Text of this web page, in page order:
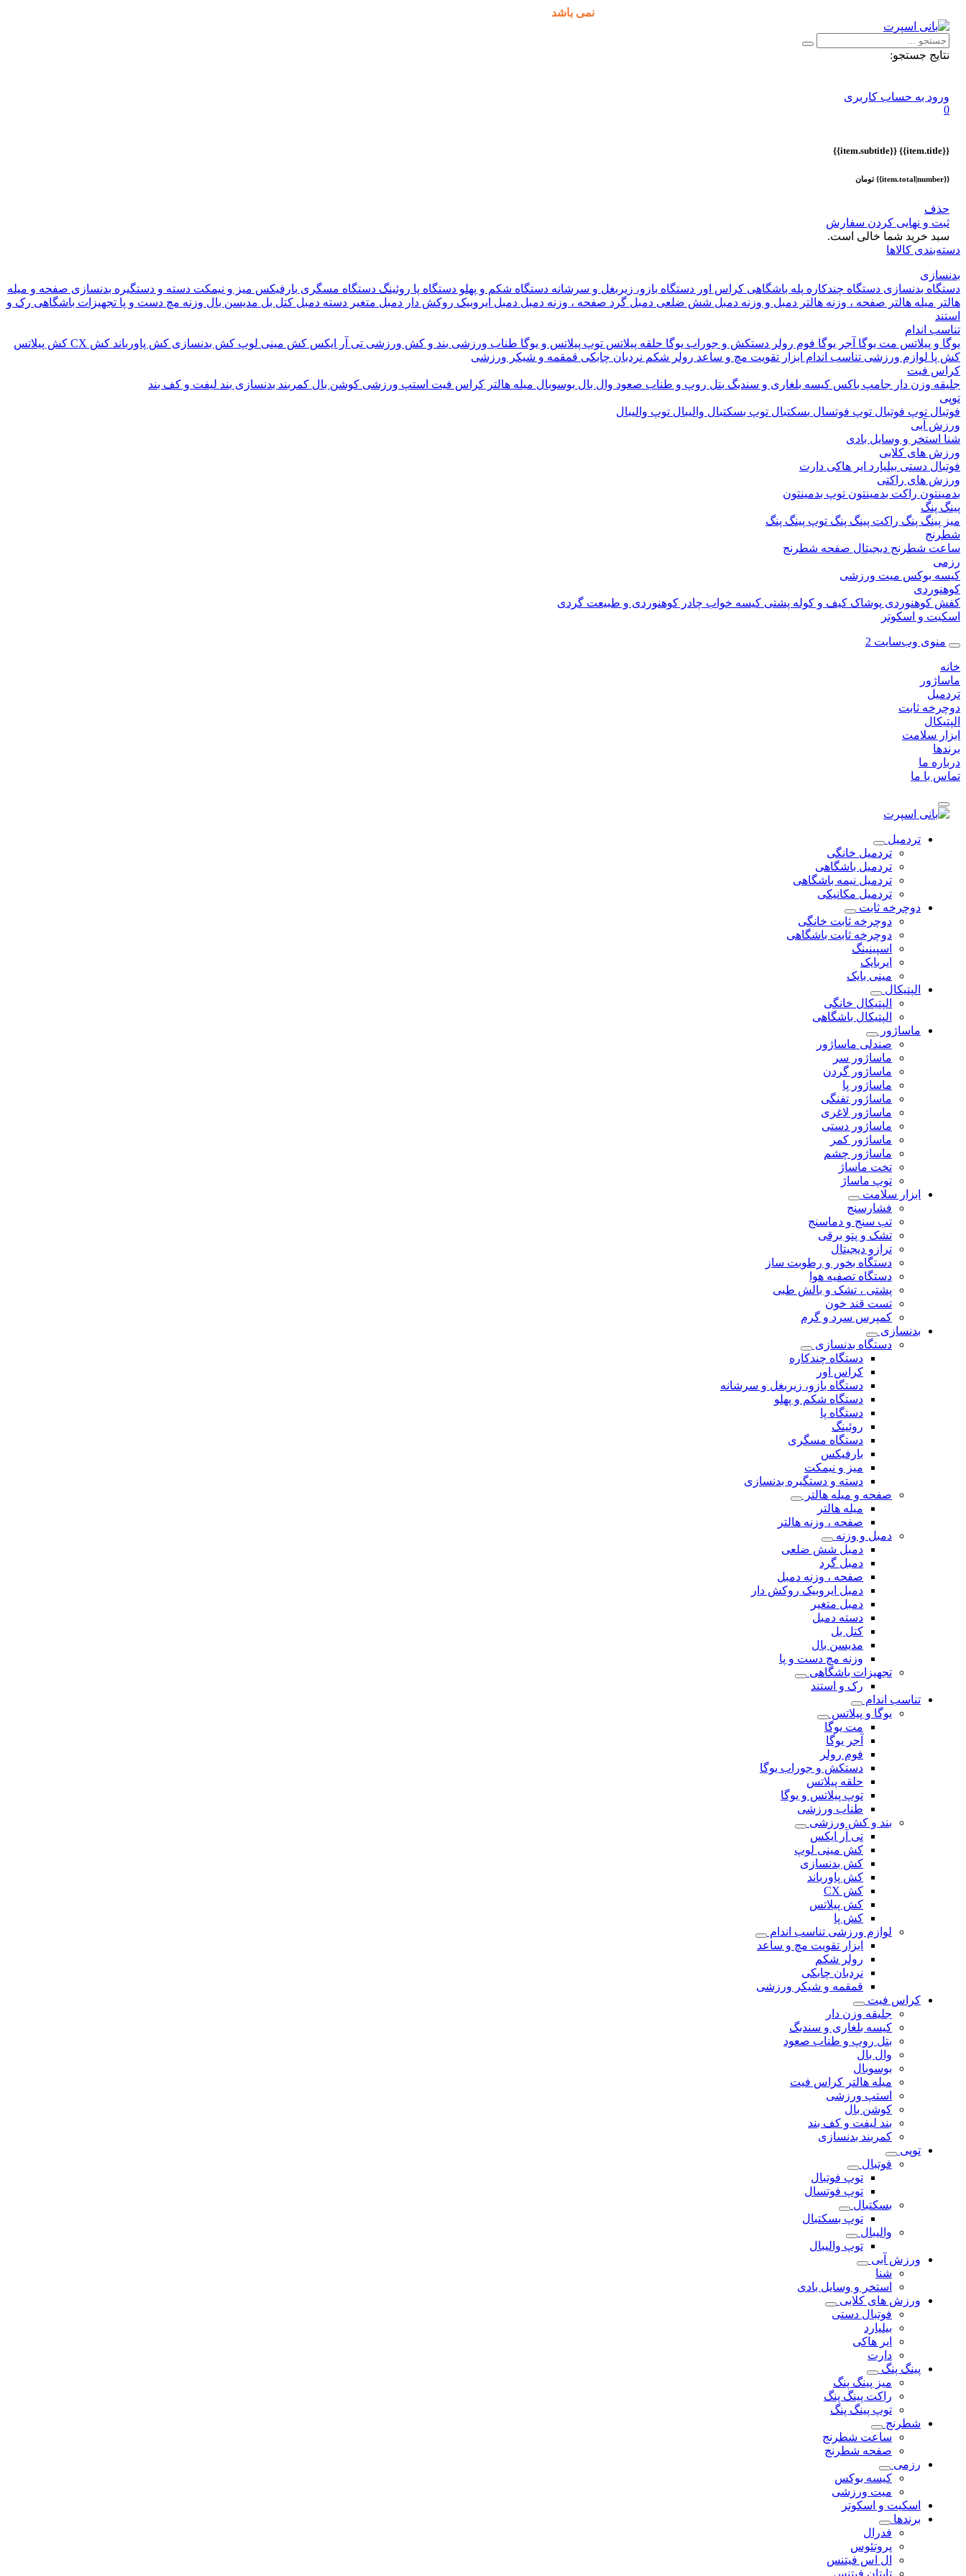
نمی باشد
نتایج جستجو:
ورود به حساب کاربری
0
{{item.title}}
{{item.subtitle}}
{{item.total|number}} تومان
حذف
ثبت و نهایی کردن سفارش
سبد خرید شما خالی است.
دسته‌بندی کالاها
بدنسازی
دستگاه بدنسازی دستگاه چندکاره پله باشگاهی کراس اور دستگاه بازو، زیربغل و سرشانه دستگاه شکم و پهلو دستگاه پا روئینگ دستگاه مسگری بارفیکس میز و نیمکت دسته و دستگیره بدنسازی صفحه و میله
هالتر میله هالتر صفحه ، وزنه هالتر دمبل و وزنه دمبل شش ضلعی دمبل گرد صفحه ، وزنه دمبل دمبل ایروبیک روکش دار دمبل متغیر دسته دمبل کتل بل مدیسن بال وزنه مچ دست و پا تجهیزات باشگاهی رک و
استند
تناسب اندام
یوگا و پیلاتس مت یوگا آجر یوگا فوم رولر دستکش و جوراب یوگا حلقه پیلاتس توپ پیلاتس و یوگا طناب ورزشی بند و کش ورزشی تی آر ایکس کش مینی لوپ کش بدنسازی کش پاورباند کش CX
کش پیلاتس
کش پا لوازم ورزشی تناسب اندام ابزار تقویت مچ و ساعد رولر شکم نردبان چابکی قمقمه و شیکر ورزشی
کراس فیت
جلیقه وزن دار جامپ باکس کیسه بلغاری و سندبگ بتل روپ و طناب صعود وال بال بوسوبال میله هالتر کراس فیت استپ ورزشی کوشن بال کمربند بدنسازی بند لیفت و کف بند
توپی
فوتبال توپ فوتبال توپ فوتسال بسکتبال توپ بسکتبال والیبال توپ والیبال
ورزش آبی
شنا استخر و وسایل بادی
ورزش های کلابی
فوتبال دستی بیلیارد ایر هاکی دارت
ورزش های راکتی
بدمینتون راکت بدمینتون توپ بدمینتون
پینگ پنگ
میز پینگ پنگ راکت پینگ پنگ توپ پینگ پنگ
شطرنج
ساعت شطرنج دیجیتال صفحه شطرنج
رزمی
کیسه بوکس میت ورزشی
کوهنوردی
کفش کوهنوردی پوشاک کیف و کوله پشتی کیسه خواب چادر کوهنوردی و طبیعت گردی
اسکیت و اسکوتر
منوی وب‌سایت 2
خانه
ماساژور
تردمیل
دوچرخه ثابت
الپتیکال
ابزار سلامت
برندها
درباره ما
تماس با ما
تردمیل
تردمیل خانگی
تردمیل باشگاهی
تردمیل نیمه باشگاهی
تردمیل مکانیکی
دوچرخه ثابت
دوچرخه ثابت خانگی
دوچرخه ثابت باشگاهی
اسپینینگ
ایربایک
مینی بایک
الپتیکال
الپتیکال خانگی
الپتیکال باشگاهی
ماساژور
صندلی ماساژور
ماساژور سر
ماساژور گردن
ماساژور پا
ماساژور تفنگی
ماساژور لاغری
ماساژور دستی
ماساژور کمر
ماساژور چشم
تخت ماساژ
توپ ماساژ
ابزار سلامت
فشارسنج
تب سنج و دماسنج
تشک و پتو برقی
ترازو دیجیتال
دستگاه بخور و رطوبت ساز
دستگاه تصفیه هوا
پشتی ، تشک و بالش طبی
تست قند خون
کمپرس سرد و گرم
بدنسازی
دستگاه بدنسازی
دستگاه چندکاره
کراس اور
دستگاه بازو، زیربغل و سرشانه
دستگاه شکم و پهلو
دستگاه پا
روئینگ
دستگاه مسگری
بارفیکس
میز و نیمکت
دسته و دستگیره بدنسازی
صفحه و میله هالتر
میله هالتر
صفحه ، وزنه هالتر
دمبل و وزنه
دمبل شش ضلعی
دمبل گرد
صفحه ، وزنه دمبل
دمبل ایروبیک روکش دار
دمبل متغیر
دسته دمبل
کتل بل
مدیسن بال
وزنه مچ دست و پا
تجهیزات باشگاهی
رک و استند
تناسب اندام
یوگا و پیلاتس
مت یوگا
آجر یوگا
فوم رولر
دستکش و جوراب یوگا
حلقه پیلاتس
توپ پیلاتس و یوگا
طناب ورزشی
بند و کش ورزشی
تی آر ایکس
کش مینی لوپ
کش بدنسازی
کش پاورباند
کش CX
کش پیلاتس
کش پا
لوازم ورزشی تناسب اندام
ابزار تقویت مچ و ساعد
رولر شکم
نردبان چابکی
قمقمه و شیکر ورزشی
کراس فیت
جلیقه وزن دار
کیسه بلغاری و سندبگ
بتل روپ و طناب صعود
وال بال
بوسوبال
میله هالتر کراس فیت
استپ ورزشی
کوشن بال
بند لیفت و کف بند
کمربند بدنسازی
توپی
فوتبال
توپ فوتبال
توپ فوتسال
بسکتبال
توپ بسکتبال
والیبال
توپ والیبال
ورزش آبی
شنا
استخر و وسایل بادی
ورزش های کلابی
فوتبال دستی
بیلیارد
ایر هاکی
دارت
پینگ پنگ
میز پینگ پنگ
راکت پینگ پنگ
توپ پینگ پنگ
شطرنج
ساعت شطرنج
صفحه شطرنج
رزمی
کیسه بوکس
میت ورزشی
اسکیت و اسکوتر
برندها
فدرال
پروتئوس
ال اس فیتنس